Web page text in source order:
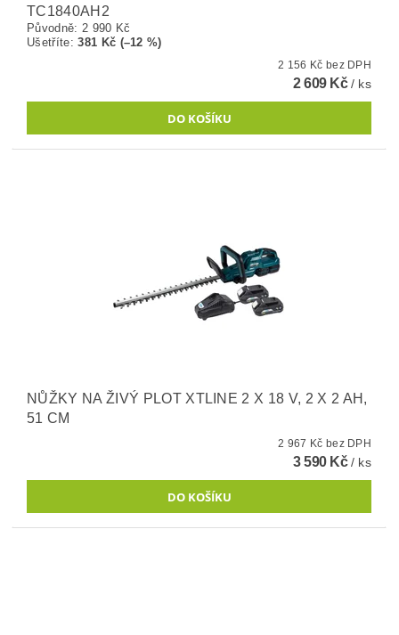
TC1840AH2
Původně: 2 990 Kč
Ušetříte:381 Kč (–12 %)
2 156 Kč bez DPH
2 609 Kč/ ks
NŮŽKY NA ŽIVÝ PLOT XTLINE 2 X 18 V, 2 X 2 AH,
51 CM
2 967 Kč bez DPH
3 590 Kč/ ks